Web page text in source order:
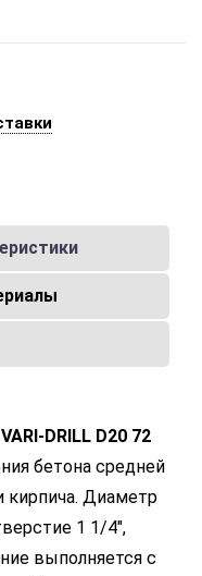
DRILL D20 72
бетона средней
кирпича. Диаметр
1 1/4",
выполняется с